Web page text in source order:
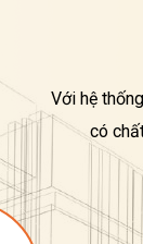
Với hệ
có